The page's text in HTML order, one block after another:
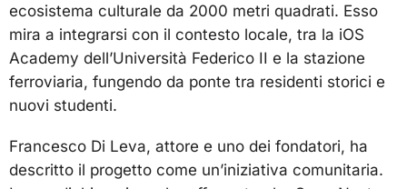
ecosistema culturale da 2000 metri quadrati. Esso
mira a integrarsi con il contesto locale, tra la iOS
Academy dell’Università Federico II e la stazione
ferroviaria, fungendo da ponte tra residenti storici e
nuovi studenti.
Francesco Di Leva, attore e uno dei fondatori, ha
descritto il progetto come un’iniziativa comunitaria.